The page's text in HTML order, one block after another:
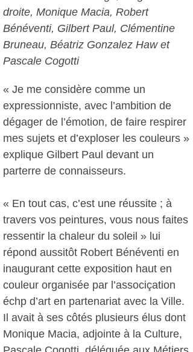
droite, Monique Macia, Robert
Bénéventi, Gilbert Paul, Clémentine
Bruneau, Béatriz Gonzalez Haw et
Pascale Cogotti
« Je me considère comme un
expressionniste, avec l’ambition de
dégager de l’émotion, de faire respirer
mes sujets et d’exploser les couleurs »
explique Gilbert Paul devant un
parterre de connaisseurs.
« En tout cas, c’est une réussite ; à
travers vos peintures, vous nous faites
ressentir la chaleur du soleil » lui
répond aussitôt Robert Bénéventi en
inaugurant cette exposition haut en
couleur organisée par l’associçation
échp d’art en partenariat avec la Ville.
Il avait à ses côtés plusieurs élus dont
Monique Macia, adjointe à la Culture,